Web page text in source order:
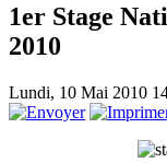
1er Stage
2010
Lundi, 10 Mai 2010